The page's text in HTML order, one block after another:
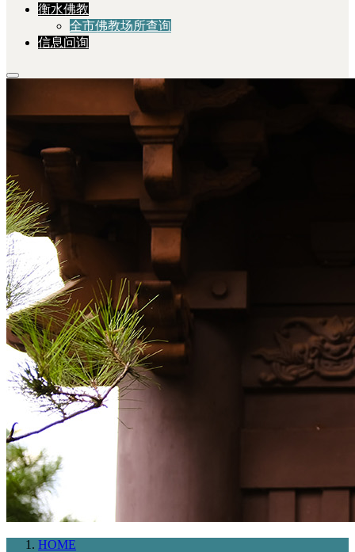
衡水佛教
全市佛教场所查询
信息问询
HOME